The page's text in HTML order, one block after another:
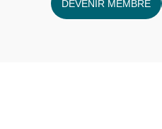
DEVENIR MEMBRE